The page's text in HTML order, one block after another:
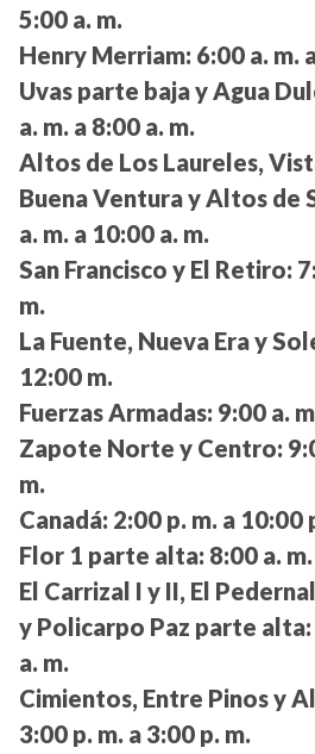
5:00 a. m.
Henry Merriam: 6:00 a. m.
Uvas parte baja y Agua
a. m. a 8:00 a. m.
Altos de Los Laureles,
Buena Ventura y Altos de
a. m. a 10:00 a. m.
San Francisco y El Retiro:
m.
La Fuente, Nueva Era y
12:00 m.
Fuerzas Armadas: 9:00 a.
Zapote Norte y Centro:
m.
Canadá: 2:00 p. m. a 10:00
Flor 1 parte alta: 8:00 a.
El Carrizal I y II, El
y Policarpo Paz parte alta:
a. m.
Cimientos, Entre Pinos y
3:00 p. m. a 3:00 p. m.